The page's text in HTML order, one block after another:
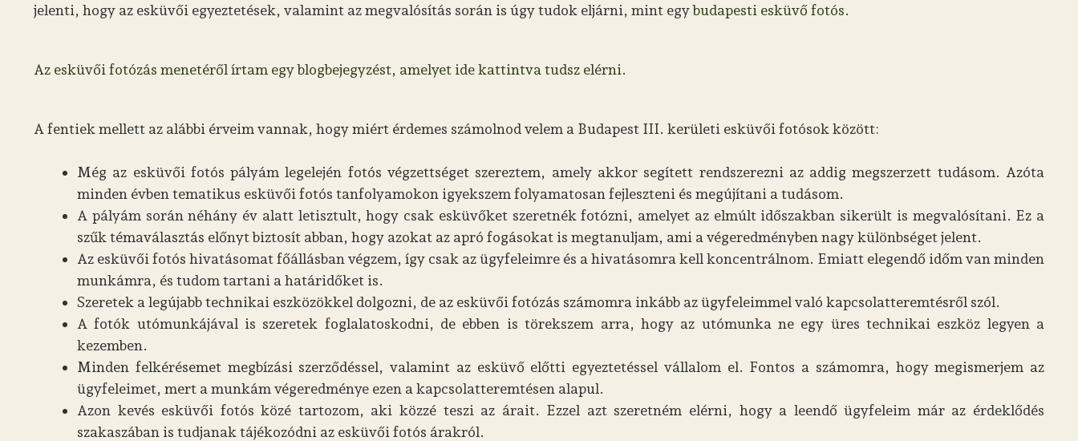
jelenti, hogy az esküvői egyeztetések, valamint az megvalósítás során is úgy tudok eljárni, mint egybudapesti esküvő fotós.
Az esküvői fotózás menetéről írtam egy blogbejegyzést, amelyet ide kattintva tudsz elérni.
A fentiek mellett az alábbi érveim vannak, hogy miért érdemes számolnod velem a Budapest III. kerületi esküvői fotósok között:
Még az esküvői fotós pályám legelején fotós végzettséget szereztem, amely akkor segített rendszerezni az addig megszerzett tudásom. Azóta
minden évben tematikus esküvői fotós tanfolyamokon igyekszem folyamatosan fejleszteni és megújítani a tudásom.
A pályám során néhány év alatt letisztult, hogy csak esküvőket szeretnék fotózni, amelyet az elmúlt időszakban sikerült is megvalósítani. Ez a
szűk témaválasztás előnyt biztosít abban, hogy azokat az apró fogásokat is megtanuljam, ami a végeredményben nagy különbséget jelent.
Az esküvői fotós hivatásomat főállásban végzem, így csak az ügyfeleimre és a hivatásomra kell koncentrálnom. Emiatt elegendő időm van minden
munkámra, és tudom tartani a határidőket is.
Szeretek a legújabb technikai eszközökkel dolgozni, de az esküvői fotózás számomra inkább az ügyfeleimmel való kapcsolatteremtésről szól.
A fotók utómunkájával is szeretek foglalatoskodni, de ebben is törekszem arra, hogy az utómunka ne egy üres technikai eszköz legyen a
kezemben.
Minden felkérésemet megbízási szerződéssel, valamint az esküvő előtti egyeztetéssel vállalom el. Fontos a számomra, hogy megismerjem az
ügyfeleimet, mert a munkám végeredménye ezen a kapcsolatteremtésen alapul.
Azon kevés esküvői fotós közé tartozom, aki közzé teszi az árait. Ezzel azt szeretném elérni, hogy a leendő ügyfeleim már az érdeklődés
szakaszában is tudjanak tájékozódni az esküvői fotós árakról.